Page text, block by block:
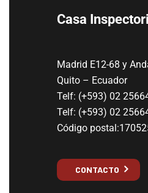
Casa
Madrid E12-68 y
Quito – Ecuador
Telf: (+593) 02
Telf: (+593) 02
Código
CONTACTO